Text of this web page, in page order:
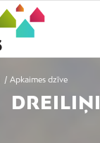
/ Apkaimes dzīve
DREILIŅI